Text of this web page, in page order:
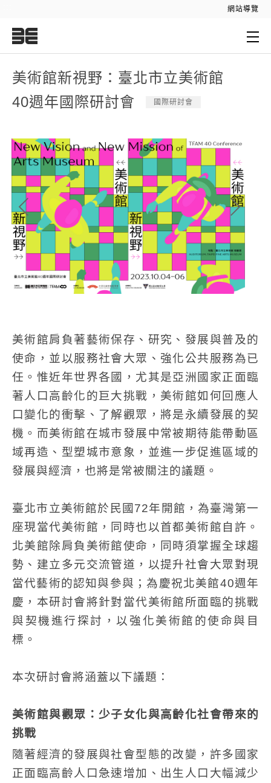
網站導覽
美術館新視野：臺北市立美術館
40週年國際研討會
國際研討會
美術館肩負著藝術保存、研究、發展與普及的
使命，並以服務社會大眾、強化公共服務為已
任。惟近年世界各國，尤其是亞洲國家正面臨
著人口高齡化的巨大挑戰，美術館如何回應人
口變化的衝擊、了解觀眾，將是永續發展的契
機。而美術館在城市發展中常被期待能帶動區
域再造、型塑城市意象，並進一步促進區域的
發展與經濟，也將是常被關注的議題。
臺北市立美術館於民國72年開館，為臺灣第一
座現當代美術館，同時也以首都美術館自許。
北美館除肩負美術館使命，同時須掌握全球趨
勢、建立多元交流管道，以提升社會大眾對現
當代藝術的認知與參與；為慶祝北美館40週年
慶，本研討會將針對當代美術館所面臨的挑戰
與契機進行探討，以強化美術館的使命與目
標。
本次研討會將涵蓋以下議題：
美術館與觀眾：少子女化與高齡化社會帶來的
挑戰
隨著經濟的發展與社會型態的改變，許多國家
正面臨高齡人口急速增加、出生人口大幅減少